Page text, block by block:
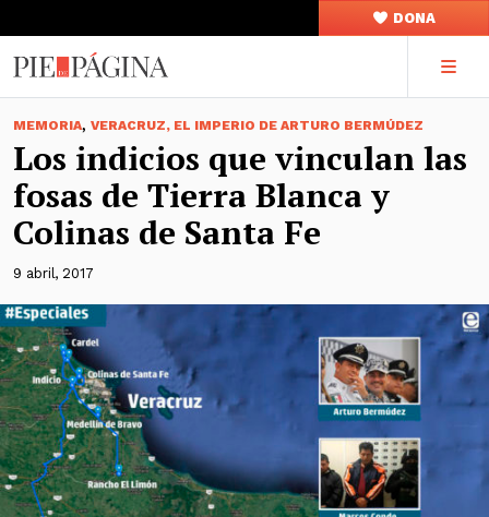
DONA
MEMORIA, VERACRUZ, EL IMPERIO DE ARTURO BERMÚDEZ
Los indicios que vinculan las
fosas de Tierra Blanca y
Colinas de Santa Fe
9 abril, 2017